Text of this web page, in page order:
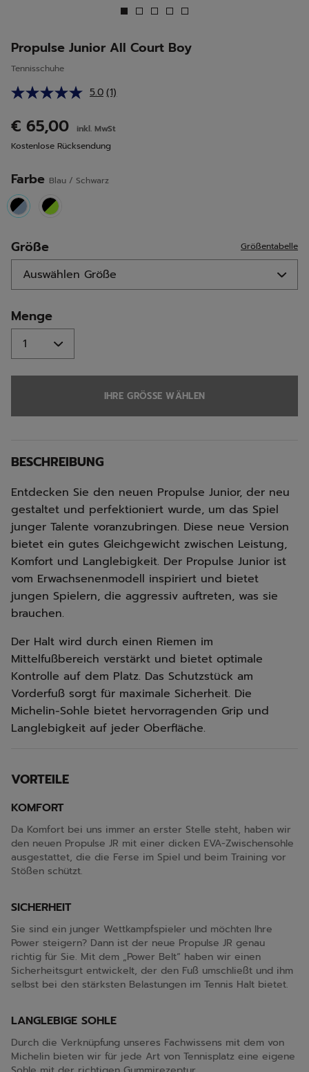
Propulse Junior All Court Boy
Tennisschuhe
5.0 Bewertung
auf
derselben
Seite.
(1)
€ 65,00
inkl. MwSt
Kostenlose Rücksendung
Farbe Blau / Schwarz
selected
Größe Größentabelle
Menge
IHRE GRÖSSE WÄHLEN
BESCHREIBUNG
Entdecken Sie den neuen Propulse Junior, der neu
gestaltet und perfektioniert wurde, um das Spiel
junger Talente voranzubringen. Diese neue Version
bietet ein gutes Gleichgewicht zwischen Leistung,
Komfort und Langlebigkeit. Der Propulse Junior ist
vom Erwachsenenmodell inspiriert und bietet
jungen Spielern, die aggressiv auftreten, was sie
brauchen.
Der Halt wird durch einen Riemen im
Mittelfußbereich verstärkt und bietet optimale
Kontrolle auf dem Platz. Das Schutzstück am
Vorderfuß sorgt für maximale Sicherheit. Die
Michelin-Sohle bietet hervorragenden Grip und
Langlebigkeit auf jeder Oberfläche.
VORTEILE
KOMFORT
Da Komfort bei uns immer an erster Stelle steht, haben wir
den neuen Propulse JR mit einer dicken EVA-Zwischensohle
ausgestattet, die die Ferse im Spiel und beim Training vor
Stößen schützt.
SICHERHEIT
Sie sind ein junger Wettkampfspieler und möchten Ihre
Power steigern? Dann ist der neue Propulse JR genau
richtig für Sie. Mit dem „Power Belt“ haben wir einen
Sicherheitsgurt entwickelt, der den Fuß umschließt und ihm
selbst bei den stärksten Belastungen im Tennis Halt bietet.
LANGLEBIGE SOHLE
Durch die Verknüpfung unseres Fachwissens mit dem von
Michelin bieten wir für jede Art von Tennisplatz eine eigene